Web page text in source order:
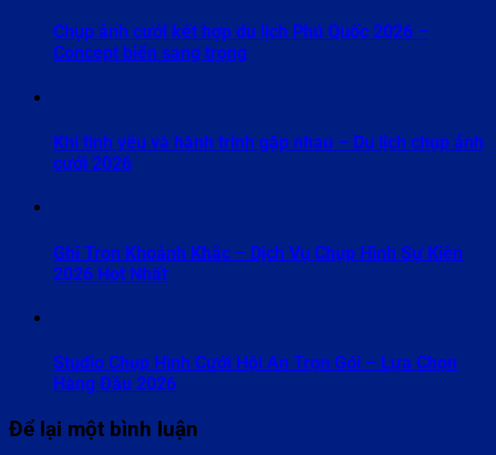
Chụp ảnh cưới kết hợp du lịch Phú Quốc 2026 –
Concept biển sang trọng
Khi tình yêu và hành trình gặp nhau – Du lịch chụp ảnh
cưới 2026
Ghi Trọn Khoảnh Khắc – Dịch Vụ Chụp Hình Sự Kiện
2026 Hot Nhất
Studio Chụp Hình Cưới Hội An Trọn Gói – Lựa Chọn
Hàng Đầu 2026
Để lại một bình luận